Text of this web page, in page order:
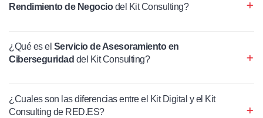
Rendimiento de Negociodel Kit Consulting?
¿Qué es el Servicio de Asesoramiento en
Ciberseguridad del Kit Consulting?
¿Cuales son las diferencias entre el Kit Digital y el Kit
Consulting de RED.ES?